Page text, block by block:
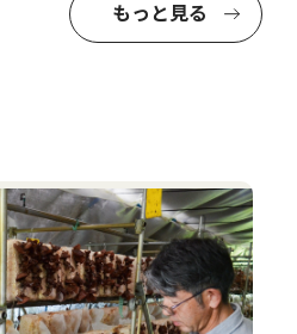
もっと見る